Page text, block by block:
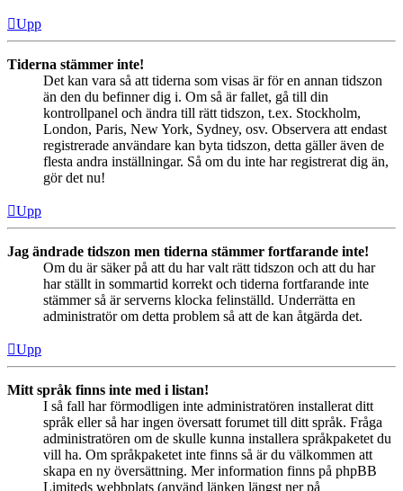
Upp
Tiderna stämmer inte!
Det kan vara så att tiderna som visas är för en annan tidszon
än den du befinner dig i. Om så är fallet, gå till din
kontrollpanel och ändra till rätt tidszon, t.ex. Stockholm,
London, Paris, New York, Sydney, osv. Observera att endast
registrerade användare kan byta tidszon, detta gäller även de
flesta andra inställningar. Så om du inte har registrerat dig än,
gör det nu!
Upp
Jag ändrade tidszon men tiderna stämmer fortfarande inte!
Om du är säker på att du har valt rätt tidszon och att du har
har ställt in sommartid korrekt och tiderna fortfarande inte
stämmer så är serverns klocka felinställd. Underrätta en
administratör om detta problem så att de kan åtgärda det.
Upp
Mitt språk finns inte med i listan!
I så fall har förmodligen inte administratören installerat ditt
språk eller så har ingen översatt forumet till ditt språk. Fråga
administratören om de skulle kunna installera språkpaketet du
vill ha. Om språkpaketet inte finns så är du välkommen att
skapa en ny översättning. Mer information finns på phpBB
Limiteds webbplats (använd länken längst ner på